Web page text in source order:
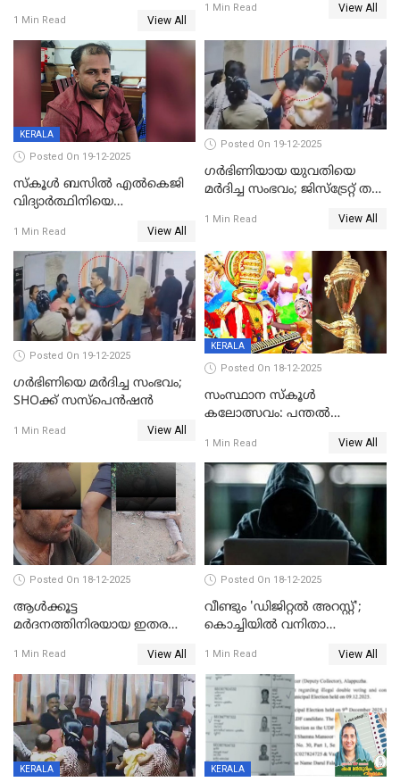
ക്രൂരകൊലപാതകത്തില്‍
സഹോദരിപുത്രന് ജീവപര്യന്തം
1 Min Read View All
നാൽപ്പതിലേറെ
റിപ്പോർട്ട്
1 Min Read View All
KERALA
Posted On 19-12-2025
സ്കൂൾ ബസിൽ എൽകെജി
വിദ്യാര്‍ത്ഥിനിയെ
ക്ലീനര്‍ പിടിയിൽ
1 Min Read View All
Posted On 19-12-2025
ഗര്‍ഭിണിയായ യുവതിയെ
മര്‍ദിച്ച സംഭവം; ജിസ്‌ട്രേറ്റ് തല
യുവതി
1 Min Read View All
Posted On 19-12-2025
ഗര്‍ഭിണിയെ മർദിച്ച സംഭവം;
SHOക്ക് സസ്പെൻഷൻ
1 Min Read View All
KERALA
Posted On 18-12-2025
സംസ്ഥാന സ്കൂൾ
കലോത്സവം: പന്തൽ
1 Min Read View All
Posted On 18-12-2025
ആൾക്കൂട്ട
മർദനത്തിനിരയായ ഇതര
നടുക്കുന്ന സംഭവം
വാളയാറിൽ
1 Min Read View All
Posted On 18-12-2025
വീണ്ടും 'ഡിജിറ്റല്‍ അറസ്റ്റ്';
കൊച്ചിയില്‍ വനിതാ
കോടി രൂപ
1 Min Read View All
KERALA KERALA